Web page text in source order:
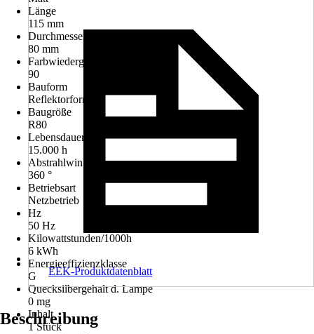
Länge
115 mm
Durchmesser
80 mm
Farbwiedergabe (Ra)
90
Bauform
Reflektorform
Baugröße
R80
Lebensdauer
15.000 h
Abstrahlwinkel
360 °
Betriebsart
Netzbetrieb
Hz
50 Hz
Kilowattstunden/1000h
6 kWh
Energieeffizienzklasse
G
Quecksilbergehalt d. Lampe
0 mg
Inhalt
1 Stück
EEK-Produktdatenblatt
Beschreibung